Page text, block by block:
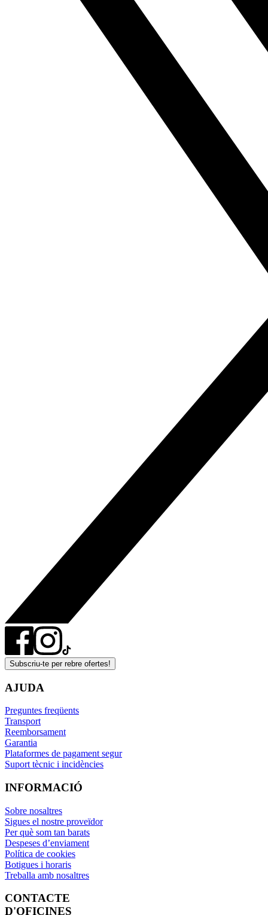
Subscriu-te per rebre ofertes!
AJUDA
Preguntes freqüents
Transport
Reemborsament
Garantia
Plataformes de pagament segur
Suport tècnic i incidències
INFORMACIÓ
Sobre nosaltres
Sigues el nostre proveïdor
Per què som tan barats
Despeses d’enviament
Política de cookies
Botigues i horaris
Treballa amb nosaltres
CONTACTE
D'OFICINES